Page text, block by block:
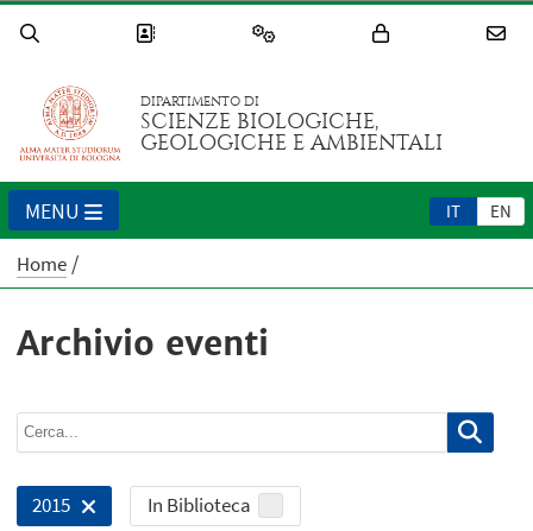
DIPARTIMENTO DI
SCIENZE BIOLOGICHE,
GEOLOGICHE E AMBIENTALI
IT EN
MENU
Home
Archivio eventi
2015 In Biblioteca